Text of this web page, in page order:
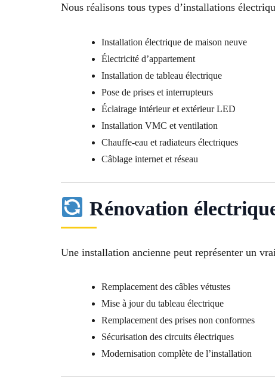
Nous réalisons tous types d’installations
Installation électrique de maison neuve
Électricité d’appartement
Installation de tableau électrique
Pose de prises et interrupteurs
Éclairage intérieur et extérieur LED
Installation VMC et ventilation
Chauffe-eau et radiateurs électriques
Câblage internet et réseau
Rénovation
Une installation ancienne peut représenter un
Remplacement des câbles vétustes
Mise à jour du tableau électrique
Remplacement des prises non conformes
Sécurisation des circuits électriques
Modernisation complète de l’installation